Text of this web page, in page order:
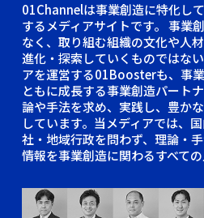
01Channelは事業創造に特化し
するメディアサイトです。 事業
なく、取り組む組織の文化や人
進化・探索していくものではな
アを運営する01Boosterも、事
ともに成長する事業創造パート
論や手法を求め、実践し、豊か
しています。当メディアでは、
社・地域行政を問わず、理論・
情報を事業創造に関わるすべての